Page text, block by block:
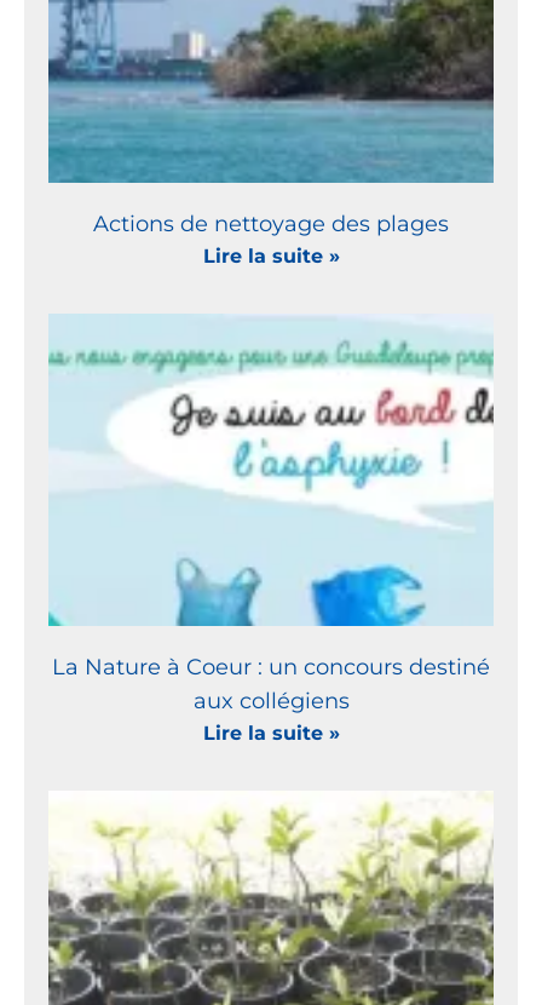
Actions de nettoyage des plages
Lire la suite »
La Nature à Coeur : un concours destiné
aux collégiens
Lire la suite »